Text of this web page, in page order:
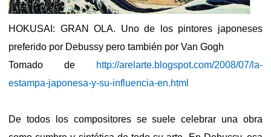
HOKUSAI: GRAN OLA. Uno de los pintores japoneses
preferido por Debussy pero también por Van Gogh
Tomado de
http://arelarte.blogspot.com/2008/07/la-
estampa-japonesa-y-su-influencia-en.html
De todos los compositores se suele celebrar una obra